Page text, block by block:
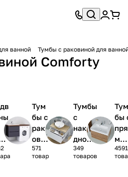
ванной Тумбы с раковиной для
Comforty
Тум
бы с
рак
ови
ной
под
571
товар
Тумбы
с
накла
дной
раков
иной
349
товаров
Тум
бы
пря
ной
4591